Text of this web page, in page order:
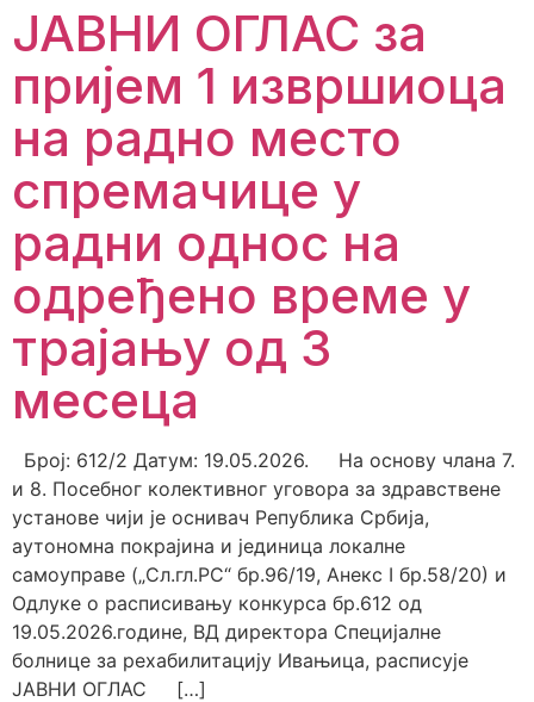
ЈАВНИ ОГЛАС за
пријем 1 извршиоца
на радно место
спремачицe у
радни однос на
одређено време у
трајању од 3
месецa
Број: 612/2 Датум: 19.05.2026. На основу члана 7.
и 8. Посебног колективног уговора за здравствене
установе чији је оснивач Република Србија,
аутономна покрајина и јединица локалне
самоуправе („Сл.гл.РС“ бр.96/19, Анекс I бр.58/20) и
Одлуке о расписивању конкурса бр.612 од
19.05.2026.године, ВД директора Специјалне
болнице за рехабилитацију Ивањица, расписује
ЈАВНИ ОГЛАС […]